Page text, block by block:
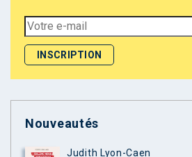
Nouveautés
Judith Lyon-Caen